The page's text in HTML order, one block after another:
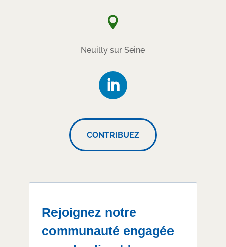

Neuilly sur Seine
CONTRIBUEZ
Rejoignez notre
communauté engagée